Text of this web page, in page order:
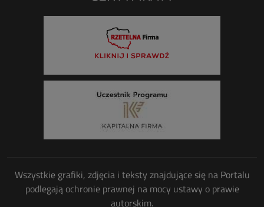
Wszystkie grafiki, zdjęcia i teksty znajdujące się na Portalu
podlegają ochronie prawnej na mocy ustawy o prawie
autorskim.